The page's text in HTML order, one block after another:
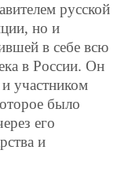
русской
но и
в себе всю
в России. Он
участником
было
его
и